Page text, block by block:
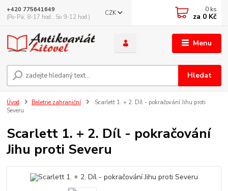
Menu
CZK
Hledat
+420 775641649
(Po-Pá, 8-17 hod., So 9-12 hod.)
0 ks
za 0 Kč
Úvod Beletrie zahraniční
Scarlett 1. + 2. Díl - pokračování Jihu proti
Severu
Scarlett 1. + 2. Díl - pokračování
Jihu proti Severu